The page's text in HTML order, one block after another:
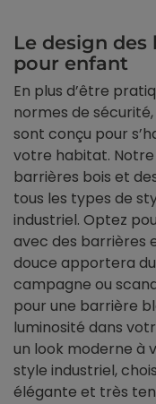
Le design
pour enfant
En plus d’être
normes de
sont conçu pour
votre habitat.
barrières bois et
tous les types de
industriel. Optez
avec des barrières
douce apportera
campagne ou
pour une barrière
luminosité dans
un look moderne à
style industriel,
élégante et très